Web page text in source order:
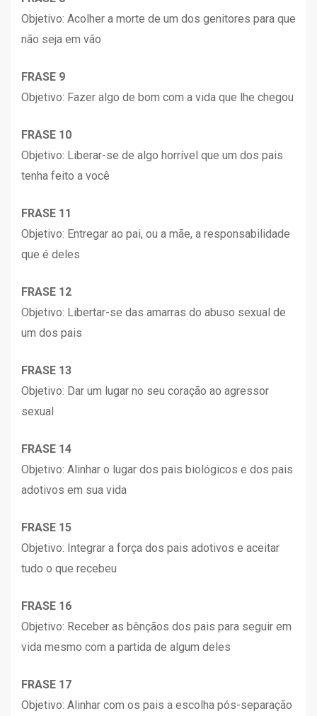
Objetivo: Acolher a morte de um dos genitores para que
não seja em vão
FRASE 9
Objetivo: Fazer algo de bom com a vida que lhe chegou
FRASE 10
Objetivo: Liberar-se de algo horrível que um dos pais
tenha feito a você
FRASE 11
Objetivo: Entregar ao pai, ou a mãe, a responsabilidade
que é deles
FRASE 12
Objetivo: Libertar-se das amarras do abuso sexual de
um dos pais
FRASE 13
Objetivo: Dar um lugar no seu coração ao agressor
sexual
FRASE 14
Objetivo: Alinhar o lugar dos pais biológicos e dos pais
adotivos em sua vida
FRASE 15
Objetivo: Integrar a força dos pais adotivos e aceitar
tudo o que recebeu
FRASE 16
Objetivo: Receber as bênçãos dos pais para seguir em
vida mesmo com a partida de algum deles
FRASE 17
Objetivo: Alinhar com os pais a escolha pós-separação